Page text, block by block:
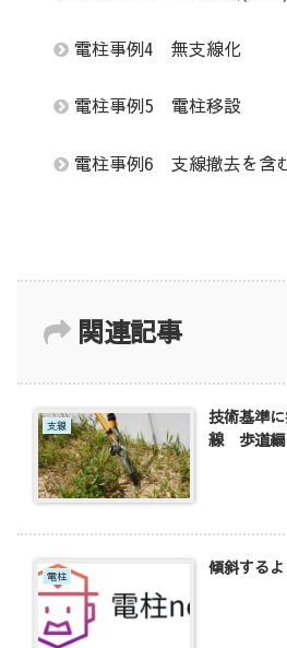
電柱事例4 無支線化
電柱事例5 電柱移設
電柱事例6 支線撤去を含
関連記事
支線
技術基準
線 歩道
電柱 傾斜する